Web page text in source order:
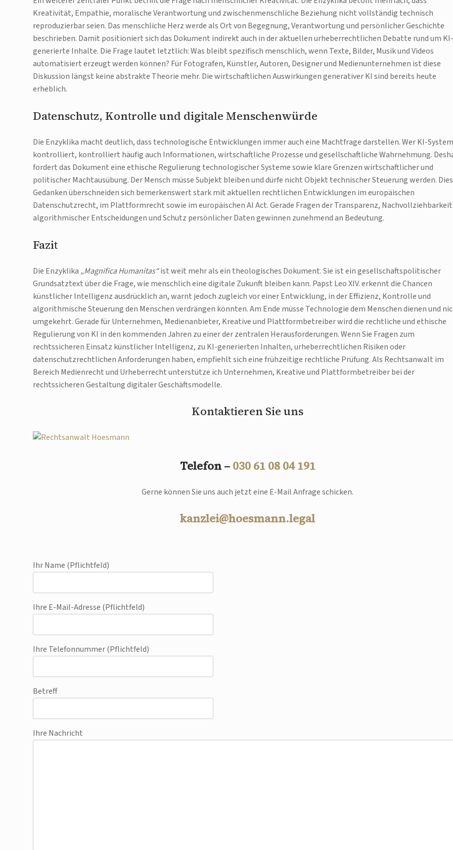
Kreativität, Empathie, moralische Verantwortung und zwischenmenschliche Beziehung nicht vollständig technisch
reproduzierbar seien. Das menschliche Herz werde als Ort von Begegnung, Verantwortung und persönlicher Geschichte
beschrieben. Damit positioniert sich das Dokument indirekt auch in der aktuellen urheberrechtlichen Debatte rund um KI-
generierte Inhalte. Die Frage lautet letztlich: Was bleibt spezifisch menschlich, wenn Texte, Bilder, Musik und Videos
automatisiert erzeugt werden können? Für Fotografen, Künstler, Autoren, Designer und Medienunternehmen ist diese
Diskussion längst keine abstrakte Theorie mehr. Die wirtschaftlichen Auswirkungen generativer KI sind bereits heute
erheblich.
Datenschutz, Kontrolle und digitale Menschenwürde
Die Enzyklika macht deutlich, dass technologische Entwicklungen immer auch eine Machtfrage darstellen. Wer KI-
kontrolliert, kontrolliert häufig auch Informationen, wirtschaftliche Prozesse und gesellschaftliche Wahrnehmung.
fordert das Dokument eine ethische Regulierung technologischer Systeme sowie klare Grenzen wirtschaftlicher und
politischer Machtausübung. Der Mensch müsse Subjekt bleiben und dürfe nicht Objekt technischer Steuerung werden.
Gedanken überschneiden sich bemerkenswert stark mit aktuellen rechtlichen Entwicklungen im europäischen
Datenschutzrecht, im Plattformrecht sowie im europäischen AI Act. Gerade Fragen der Transparenz, Nachvollziehbarkeit
algorithmischer Entscheidungen und Schutz persönlicher Daten gewinnen zunehmend an Bedeutung.
Fazit
Die Enzyklika„Magnifica Humanitas“ist weit mehr als ein theologisches Dokument. Sie ist ein gesellschaftspolitischer
Grundsatztext über die Frage, wie menschlich eine digitale Zukunft bleiben kann. Papst Leo XIV. erkennt die Chancen
künstlicher Intelligenz ausdrücklich an, warnt jedoch zugleich vor einer Entwicklung, in der Effizienz, Kontrolle und
algorithmische Steuerung den Menschen verdrängen könnten. Am Ende müsse Technologie dem Menschen dienen und
umgekehrt. Gerade für Unternehmen, Medienanbieter, Kreative und Plattformbetreiber wird die rechtliche und ethische
Regulierung von KI in den kommenden Jahren zu einer der zentralen Herausforderungen. Wenn Sie Fragen zum
rechtssicheren Einsatz künstlicher Intelligenz, zu KI-generierten Inhalten, urheberrechtlichen Risiken oder
datenschutzrechtlichen Anforderungen haben, empfiehlt sich eine frühzeitige rechtliche Prüfung. Als Rechtsanwalt im
Bereich Medienrecht und Urheberrecht unterstütze ich Unternehmen, Kreative und Plattformbetreiber bei der
rechtssicheren Gestaltung digitaler Geschäftsmodelle.
Kontaktieren Sie uns
Telefon – 030 61 08 04 191
Gerne können Sie uns auch jetzt eine E-Mail Anfrage schicken.
kanzlei@hoesmann.legal
Ihr Name (Pflichtfeld)
Ihre E-Mail-Adresse (Pflichtfeld)
Ihre Telefonnummer (Pflichtfeld)
Betreff
Ihre Nachricht